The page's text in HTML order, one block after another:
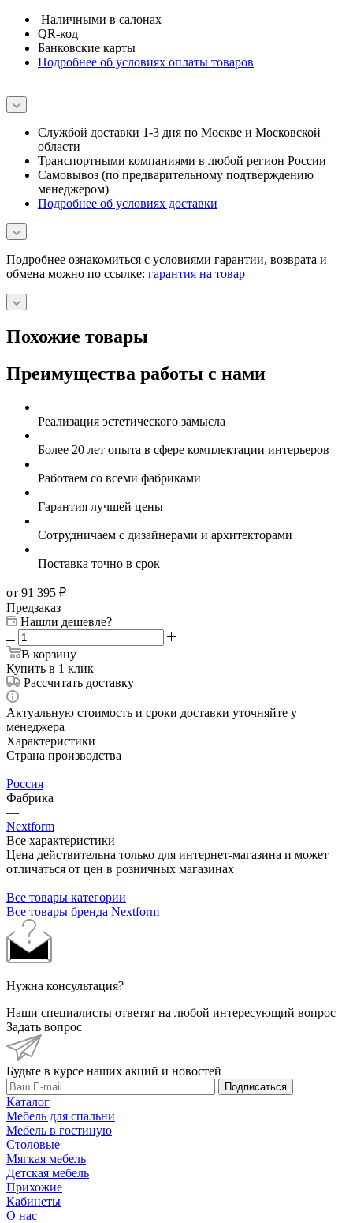
Наличными в салонах
QR-код
Банковские карты
Подробнее об условиях оплаты товаров
Службой доставки 1-3 дня по Москве и Московской
области
Транспортными компаниями в любой регион России
Самовывоз (по предварительному подтверждению
менеджером)
Подробнее об условиях доставки
Подробнее ознакомиться с условиями гарантии, возврата и
обмена можно по ссылке: гарантия на товар
Похожие товары
Преимущества работы с нами
Реализация эстетического замысла
Более 20 лет опыта в сфере комплектации интерьеров
Работаем со всеми фабриками
Гарантия лучшей цены
Сотрудничаем с дизайнерами и архитекторами
Поставка точно в срок
от 91 395 ₽
Предзаказ
Нашли дешевле?
В корзину
Купить в 1 клик
Рассчитать доставку
Актуальную стоимость и сроки доставки уточняйте у
менеджера
Характеристики
Страна производства
—
Россия
Фабрика
—
Nextform
Все характеристики
Цена действительна только для интернет-магазина и может
отличаться от цен в розничных магазинах
Все товары категории
Все товары бренда Nextform
Нужна консультация?
Наши специалисты ответят на любой интересующий вопрос
Задать вопрос
Будьте в курсе наших акций и новостей
Подписаться
Каталог
Мебель для спальни
Мебель в гостиную
Столовые
Мягкая мебель
Детская мебель
Прихожие
Кабинеты
О нас